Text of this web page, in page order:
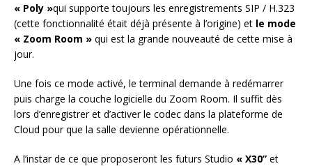
« Poly »qui supporte toujours les enregistrements SIP / H.323
(cette fonctionnalité était déjà présente à l’origine) et le mode
« Zoom Room » qui est la grande nouveauté de cette mise à
jour.
Une fois ce mode activé, le terminal demande à redémarrer
puis charge la couche logicielle du Zoom Room. Il suffit dès
lors d’enregistrer et d’activer le codec dans la plateforme de
Cloud pour que la salle devienne opérationnelle.
A l’instar de ce que proposeront les futurs Studio « X30” et